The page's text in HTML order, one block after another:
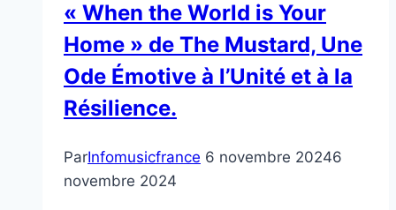
psychédélique
de
synth-
indie
rock.
« When the World is Your
Home » de The Mustard, Une
Ode Émotive à l’Unité et à la
Résilience.
ParInfomusicfrance 6 novembre 20246
novembre 2024